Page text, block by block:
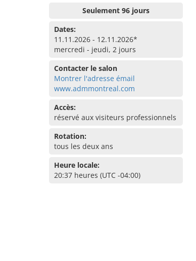
Seulement 96 jours
Dates:
11.11.2026 - 12.11.2026*
mercredi - jeudi, 2 jours
Contacter le salon
Montrer l'adresse émail
www.admmontreal.com
Accès:
réservé aux visiteurs professionnels
Rotation:
tous les deux ans
Heure locale:
20:37 heures (UTC -04:00)